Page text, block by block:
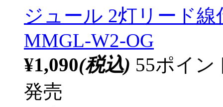
ジュール 2灯リード
MMGL-W2-OG
¥1,090(税込) 55ポイ
発売